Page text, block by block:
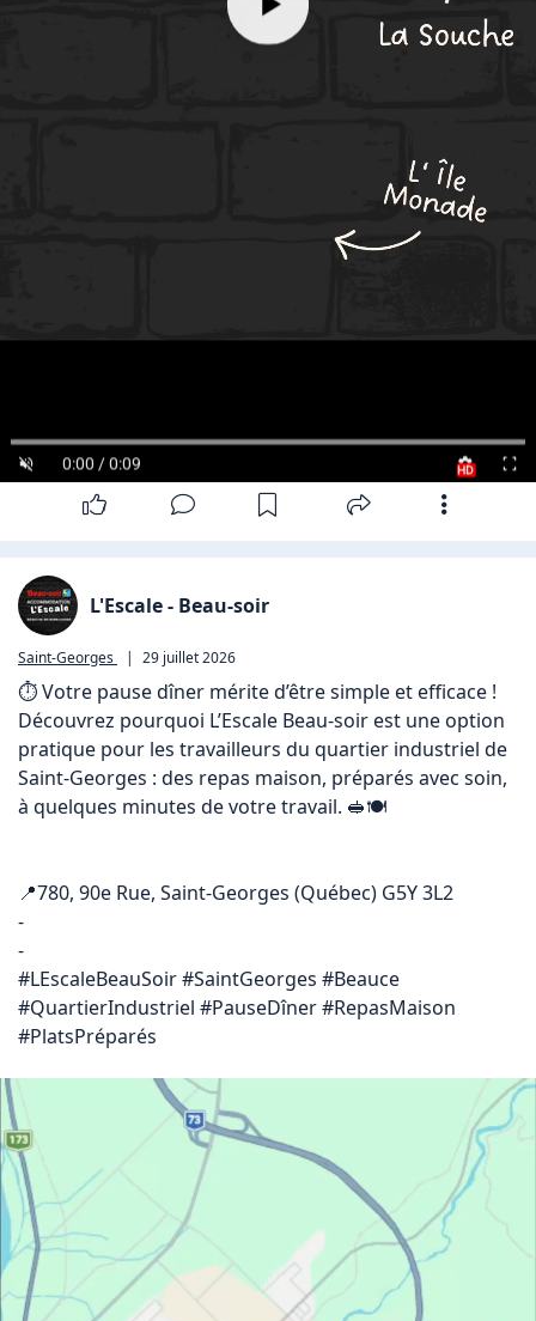
0:00 / 0:09 HD
L'Escale - Beau-soir
Saint-Georges | 29 juillet 2026
⏱️ Votre pause dîner mérite d’être simple et efficace !
Découvrez pourquoi L’Escale Beau-soir est une option
pratique pour les travailleurs du quartier industriel de
Saint-Georges : des repas maison, préparés avec soin,
à quelques minutes de votre travail. 🥪🍽️
📍780, 90e Rue, Saint-Georges (Québec) G5Y 3L2
-
-
#LEscaleBeauSoir #SaintGeorges #Beauce
#QuartierIndustriel #PauseDîner #RepasMaison
#PlatsPréparés